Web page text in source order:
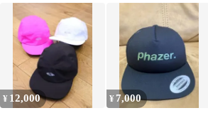
CHALLENGER トラッ
カー キャップ 黒
¥ 12,000 ¥ 7,000